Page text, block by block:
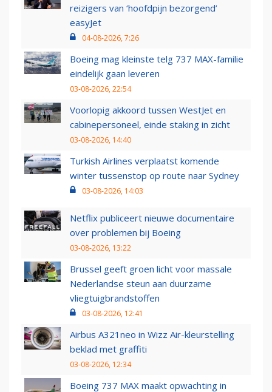
reizigers van ‘hoofdpijn bezorgend’
easyJet
04-08-2026, 7:26
Boeing mag kleinste telg 737 MAX-familie
eindelijk gaan leveren
03-08-2026, 22:54
Voorlopig akkoord tussen WestJet en
cabinepersoneel, einde staking in zicht
03-08-2026, 14:40
Turkish Airlines verplaatst komende
winter tussenstop op route naar Sydney
03-08-2026, 14:03
Netflix publiceert nieuwe documentaire
over problemen bij Boeing
03-08-2026, 13:22
Brussel geeft groen licht voor massale
Nederlandse steun aan duurzame
vliegtuigbrandstoffen
03-08-2026, 12:41
Airbus A321neo in Wizz Air-kleurstelling
beklad met graffiti
03-08-2026, 12:34
Boeing 737 MAX maakt opwachting in